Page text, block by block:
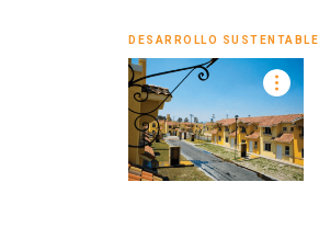
DESARROLLO SUSTENTABLE